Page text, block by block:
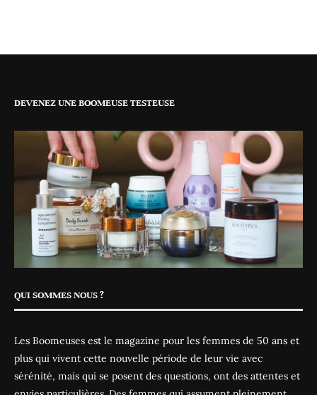
DEVENEZ UNE BOOMEUSE TESTEUSE
QUI SOMMES NOUS ?
Les Boomeuses est le magazine pour les femmes de 50 ans et
plus qui vivent cette nouvelle période de leur vie avec
sérénité, mais qui se posent des questions, ont des attentes et